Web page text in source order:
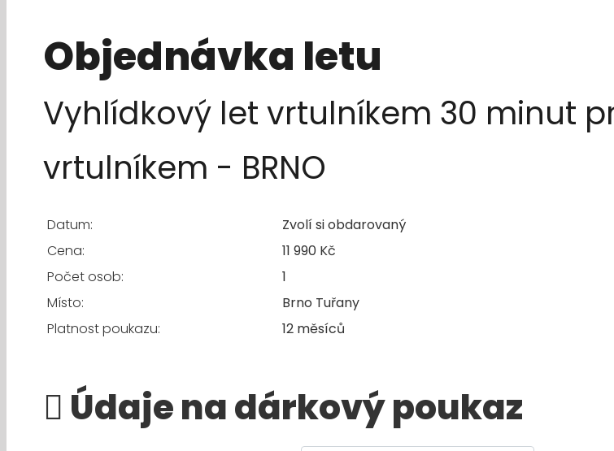
Objednávka letu
Vyhlídkový let vrtulníkem 30 minut
vrtulníkem - BRNO
Datum:
Zvolí si obdarovaný
Cena:
11 990 Kč
Počet osob:
1
Místo:
Brno Tuřany
Platnost poukazu:
12 měsíců
Údaje na dárkový poukaz